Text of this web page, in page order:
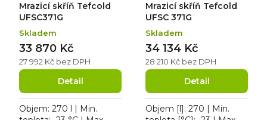
Mrazicí skříň Tefcold
UFSC371G
Skladem
27 992 Kč bez DPH
33 870 Kč
Detail
Objem: 270 l | Min.
Mrazicí skříň Tefcold
UFSC 371G
Skladem
28 210 Kč bez DPH
34 134 Kč
Detail
Objem [l]: 270 | Min.